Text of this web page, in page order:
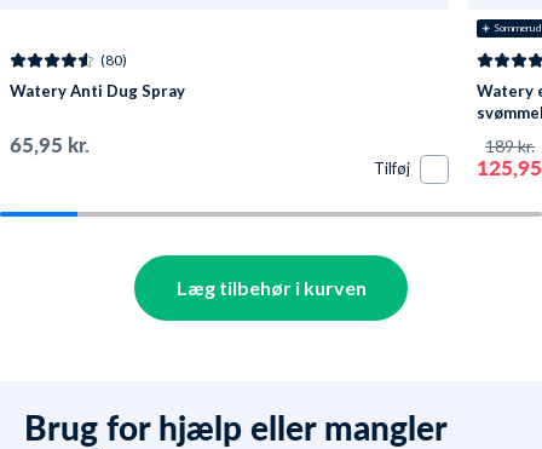
(80)
Watery Anti Dug Spray
65,95 kr.
Tilføj
☀️
Watery
189 kr.
Læg tilbehør i kurven
Brug for hjælp eller mangler